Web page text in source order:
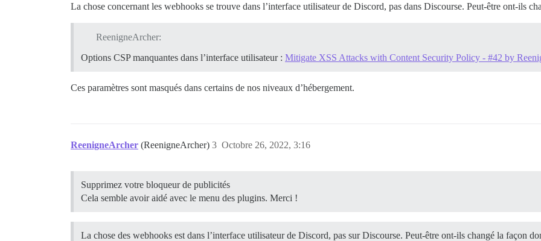
La chose concernant les webhooks se trouve dans l’interface utilisateur de Discord, pas dans Discourse. Peut-être ont-ils
ReenigneArcher:
Options CSP manquantes dans l’interface utilisateur : Mitigate XSS Attacks with Content Security Policy - #42 by
Ces paramètres sont masqués dans certains de nos niveaux d’hébergement.
ReenigneArcher (ReenigneArcher) Octobre 26, 2022, 3:16
3
Supprimez votre bloqueur de publicités
Cela semble avoir aidé avec le menu des plugins. Merci !
La chose des webhooks est dans l’interface utilisateur de Discord, pas sur Discourse. Peut-être ont-ils changé la façon